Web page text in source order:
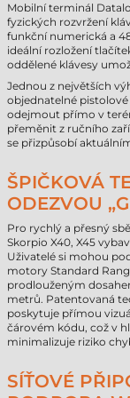
Mobilní terminál
fyzických rozvržení
funkční numerická a
ideální rozložení
oddělené klávesy
Jednou z největších
objednatelné
odejmout přímo v
přeměnit z ručního
se přizpůsobí
ŠPIČKOVÁ
ODEZVOU
Pro rychlý a přesný
Skorpio X40, X45
Uživatelé si mohou
motory Standard
prodlouženým
metrů. Patentovaná
poskytuje přímou
čárovém kódu, což v
minimalizuje riziko
SÍŤOVÉ